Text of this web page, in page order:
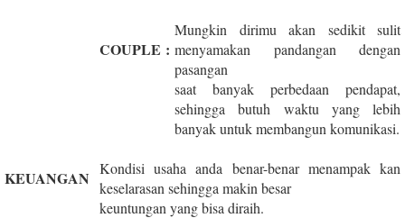
COUPLE :
Mungkin dirimu akan sedikit sulit
menyamakan pandangan dengan
pasangan
saat banyak perbedaan pendapat,
sehingga butuh waktu yang lebih
banyak untuk membangun komunikasi.
KEUANGAN Kondisi usaha anda benar-benar menampak kan
keselarasan sehingga makin besar
keuntungan yang bisa diraih.